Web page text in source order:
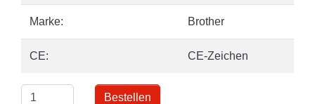
Marke: Brother
CE: CE-Zeichen
Bestellen